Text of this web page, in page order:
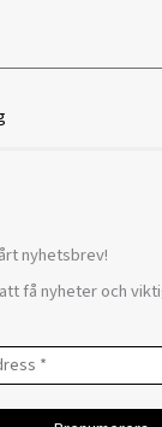
nyhetsbrev!
få nyheter och